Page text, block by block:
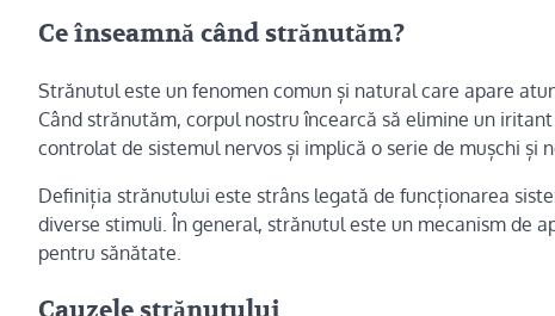
Ce înseamnă când strănutăm?
Strănutul este un fenomen comun și natural care apare
Când strănutăm, corpul nostru încearcă să elimine un
controlat de sistemul nervos și implică o serie de mușchi
Definiția strănutului este strâns legată de funcționarea
diverse stimuli. În general, strănutul este un mecanism de
pentru sănătate.